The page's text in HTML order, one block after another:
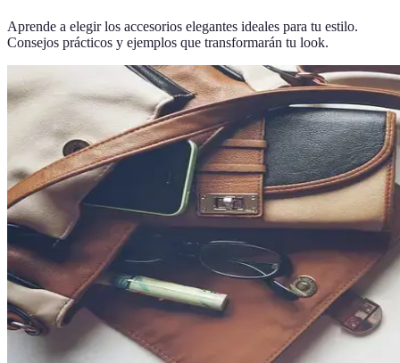
Aprende a elegir los accesorios elegantes ideales para tu estilo.
Consejos prácticos y ejemplos que transformarán tu look.